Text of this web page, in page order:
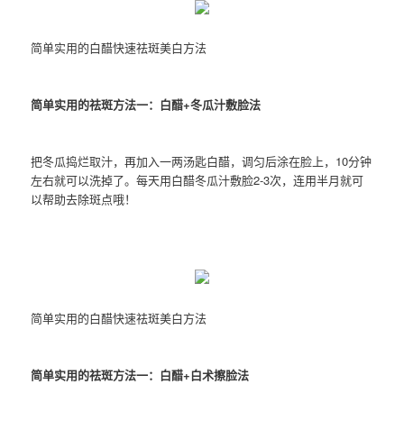
简单实用的白醋快速祛斑美白方法
简单实用的祛斑方法一：白醋+冬瓜汁敷脸法
把冬瓜捣烂取汁，再加入一两汤匙白醋，调匀后涂在脸上，10分钟
左右就可以洗掉了。每天用白醋冬瓜汁敷脸2-3次，连用半月就可
以帮助去除斑点哦！
简单实用的白醋快速祛斑美白方法
简单实用的祛斑方法一：白醋+白术擦脸法